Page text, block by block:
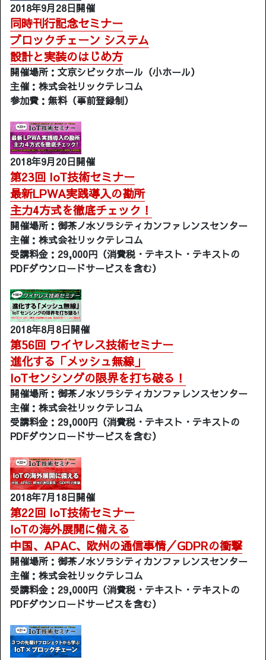
2018年9月28日開催
同時刊行記念セミナー
ブロックチェーン システム
設計と実装のはじめ方
開催場所：文京シビックホール（小ホール）
主催：株式会社リックテレコム
参加費：無料（事前登録制）
2018年9月20日開催
第23回 IoT技術セミナー
最新LPWA実践導入の勘所
主力4方式を徹底チェック！
開催場所：御茶ノ水ソラシティカンファレンスセンター
主催：株式会社リックテレコム
受講料金：29,000円（消費税・テキスト・テキストの
PDFダウンロードサービスを含む）
2018年8月8日開催
第56回 ワイヤレス技術セミナー
進化する「メッシュ無線」
IoTセンシングの限界を打ち破る！
開催場所：御茶ノ水ソラシティカンファレンスセンター
主催：株式会社リックテレコム
受講料金：29,000円（消費税・テキスト・テキストの
PDFダウンロードサービスを含む）
2018年7月18日開催
第22回 IoT技術セミナー
IoTの海外展開に備える
中国、APAC、欧州の通信事情／GDPRの衝撃
開催場所：御茶ノ水ソラシティカンファレンスセンター
主催：株式会社リックテレコム
受講料金：29,000円（消費税・テキスト・テキストの
PDFダウンロードサービスを含む）